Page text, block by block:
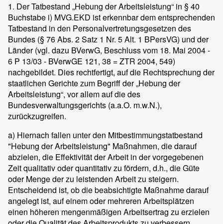
1. Der Tatbestand „Hebung der Arbeitsleistung“ in § 40
Buchstabe i) MVG.EKD ist erkennbar dem entsprechenden
Tatbestand in den Personalvertretungsgesetzen des
Bundes (§ 76 Abs. 2 Satz 1 Nr. 5 Alt. 1 BPersVG) und der
Länder (vgl. dazu BVerwG, Beschluss vom 18. Mai 2004 -
6 P 13/03 - BVerwGE 121, 38 = ZTR 2004, 549)
nachgebildet. Dies rechtfertigt, auf die Rechtsprechung der
staatlichen Gerichte zum Begriff der „Hebung der
Arbeitsleistung“, vor allem auf die des
Bundesverwaltungsgerichts (a.a.O. m.w.N.),
zurückzugreifen.
a) Hiernach fallen unter den Mitbestimmungstatbestand
"Hebung der Arbeitsleistung" Maßnahmen, die darauf
abzielen, die Effektivität der Arbeit in der vorgegebenen
Zeit qualitativ oder quantitativ zu fördern, d.h., die Güte
oder Menge der zu leistenden Arbeit zu steigern.
Entscheidend ist, ob die beabsichtigte Maßnahme darauf
angelegt ist, auf einem oder mehreren Arbeitsplätzen
einen höheren mengenmäßigen Arbeitsertrag zu erzielen